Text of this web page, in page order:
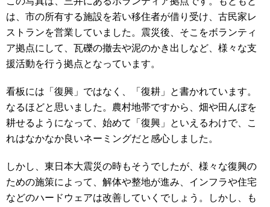
は、市の所有する施設を若い移住者が借り受け、古民家レ
ストランを営業していました。震災後、そこをボランティ
ア拠点にして、瓦礫の撤去や泥のかき出しなど、様々な支
援活動を行う拠点となっています。
看板には「復興」ではなく、「復耕」と書かれています。
なるほどと思いました。農村地帯ですから、畑や田んぼを
耕せるようになって、始めて「復興」といえるわけで、こ
れはなかなか良いネーミングだと感心しました。
しかし、東日本大震災の時もそうでしたが、様々な復興の
ための施策によって、解体や整地が進み、インフラや住宅
などのハードウェアは改善していくでしょう。しかし、も